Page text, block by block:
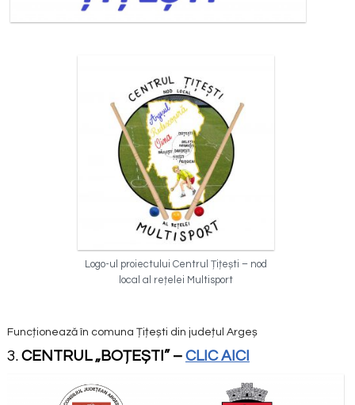
Logo-ul proiectului Centrul Țițești – nod
local al rețelei Multisport
Funcționează în comuna Țițești din județul Argeș
3. CENTRUL „BOȚEȘTI” – CLIC AICI